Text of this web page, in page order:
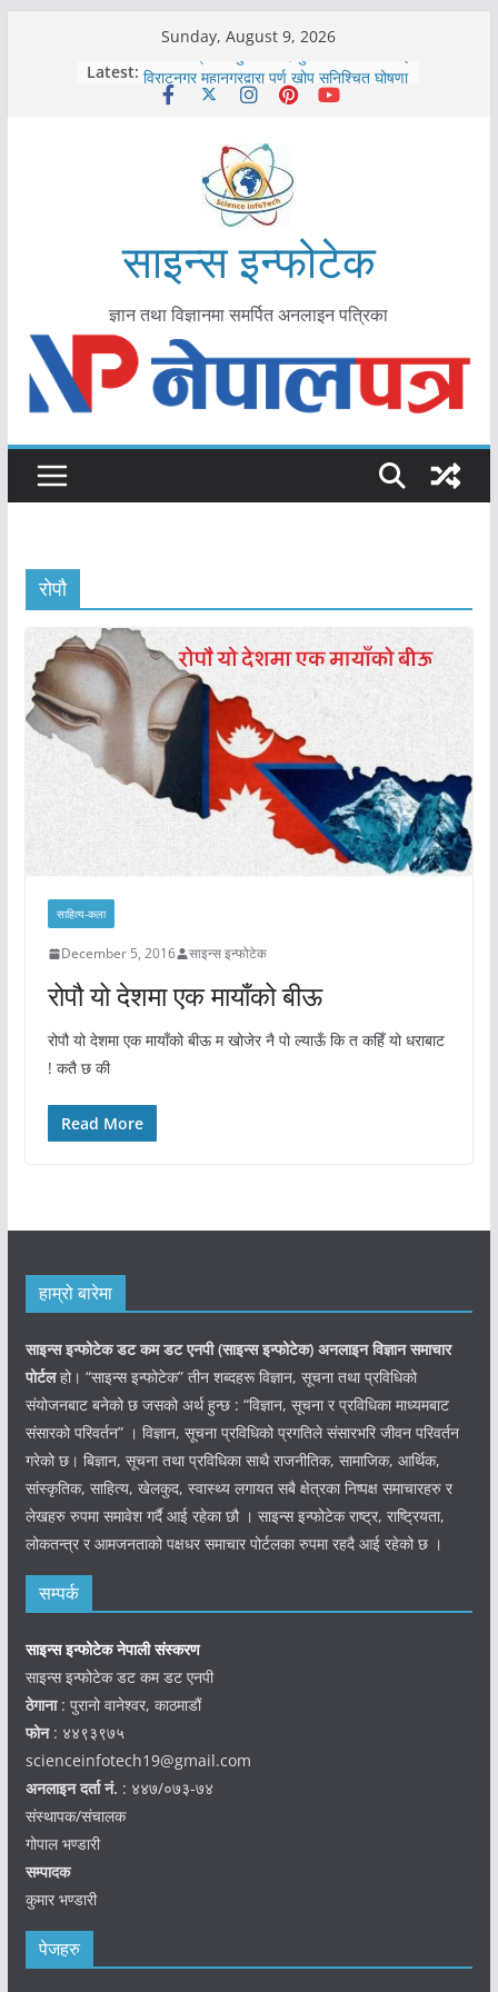
Sunday, August 9, 2026
Latest:
कोरोना संक्रमण पुष्टिपछि दार्चुलाका सीमामा कडाइ
विराटनगर महानगरद्वारा पूर्ण खोप सुनिश्चित घोषणा
तयारी
आयुर्वेद चिकित्सा प्रणालीको भूमिका महत्वपूर्ण छ :
मुख्यमन्त्री शाह
काभ्रेपलाञ्चोकमा आयुर्वेद स्वास्थ्योपचारतर्फ
साइन्स इन्फोटेक
ज्ञान तथा विज्ञानमा समर्पित अनलाइन पत्रिका
रोपौ
साहित्य-कला
December 5, 2016 साइन्स इन्फोटेक
रोपौ यो देशमा एक मायाँको बीऊ
रोपौ यो देशमा एक मायाँको बीऊ म खोजेर नै पो ल्याऊँ कि त कहिँ यो धराबाट
! कतै छ की
Read More
हाम्रो बारेमा
साइन्स इन्फोटेक डट कम डट एनपी (साइन्सइन्फोटेक) अनलाइन विज्ञान समाचार
पोर्टलहो। “साइन्स इन्फोटेक” तीन शब्दहरू विज्ञान, सूचना तथा प्रविधिको
संयोजनबाट बनेको छ जसको अर्थ हुन्छ : “विज्ञान, सूचना र प्रविधिका माध्यमबाट
संसारको परिवर्तन” । विज्ञान, सूचना प्रविधिको प्रगतिले संसारभरि जीवन परिवर्तन
गरेको छ। बिज्ञान, सूचना तथा प्रविधिका साथै राजनीतिक, सामाजिक, आर्थिक,
सांस्कृतिक, साहित्य, खेलकुद, स्वास्थ्य लगायत सबै क्षेत्रका निष्पक्ष समाचारहरु र
लेखहरु रुपमा समावेश गर्दै आई रहेका छौ । साइन्स इन्फोटेक राष्ट्र, राष्ट्रियता,
लोकतन्त्र र आमजनताको पक्षधर समाचार पोर्टलका रुपमा रहदै आई रहेको छ ।
सम्पर्क
साइन्स इन्फोटेक नेपाली संस्करण
साइन्स इन्फोटेक डट कम डट एनपी
ठेगाना: पुरानो वानेश्वर, काठमाडौं
फोन: ४४९३९७५
scienceinfotech19@gmail.com
अनलाइन दर्ता नं. : ४४७/०७३-७४
संस्थापक/संचालक
गोपाल भण्डारी
सम्पादक
कुमार भण्डारी
पेजहरु